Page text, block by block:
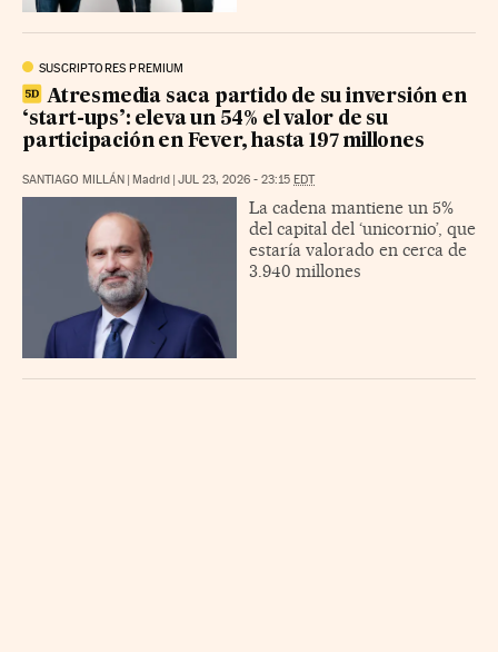
SUSCRIPTORES PREMIUM
Atresmedia saca partido de su inversión en
‘start-ups’: eleva un 54% el valor de su
participación en Fever, hasta 197 millones
SANTIAGO MILLÁN | Madrid | JUL 23, 2026 - 23:15 EDT
La cadena mantiene un 5%
del capital del ‘unicornio’, que
estaría valorado en cerca de
3.940 millones